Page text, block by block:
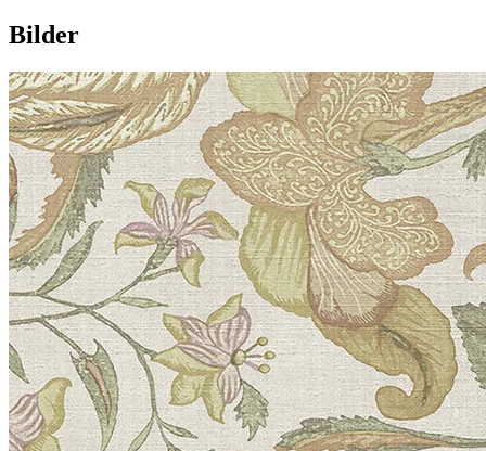
Bilder